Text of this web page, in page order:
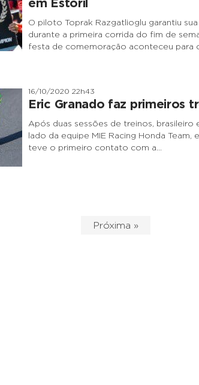
em Estoril
O piloto Toprak Razgatlioglu garantiu
durante a primeira corrida do fim de
festa de comemoração aconteceu para
16/10/2020 22h43
Eric Granado faz primeiros
Após duas sessões de treinos,
lado da equipe MIE Racing Honda
teve o primeiro contato com a…
Próxima »